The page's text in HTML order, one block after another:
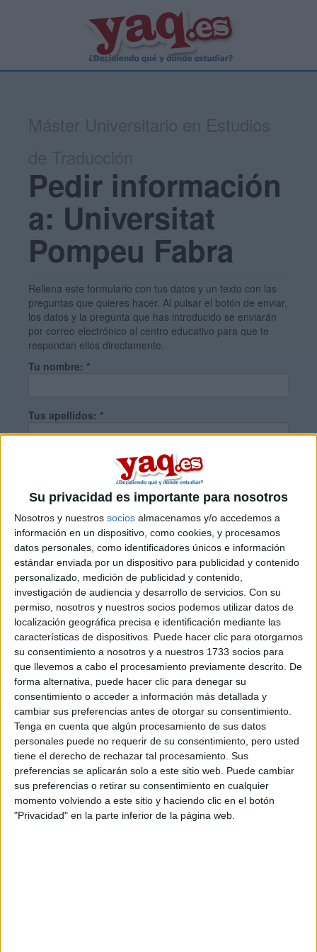
Su privacidad es importante para nosotros
Nosotros y nuestros socios almacenamos y/o accedemos a
información en un dispositivo, como cookies, y procesamos
datos personales, como identificadores únicos e información
estándar enviada por un dispositivo para publicidad y contenido
personalizado, medición de publicidad y contenido,
investigación de audiencia y desarrollo de servicios. Con su
permiso, nosotros y nuestros socios podemos utilizar datos de
localización geográfica precisa e identificación mediante las
características de dispositivos. Puede hacer clic para otorgarnos
su consentimiento a nosotros y a nuestros 1733 socios para
que llevemos a cabo el procesamiento previamente descrito. De
forma alternativa, puede hacer clic para denegar su
consentimiento o acceder a información más detallada y
cambiar sus preferencias antes de otorgar su consentimiento.
Tenga en cuenta que algún procesamiento de sus datos
personales puede no requerir de su consentimiento, pero usted
tiene el derecho de rechazar tal procesamiento. Sus
preferencias se aplicarán solo a este sitio web. Puede cambiar
sus preferencias o retirar su consentimiento en cualquier
momento volviendo a este sitio y haciendo clic en el botón
"Privacidad" en la parte inferior de la página web.
Pedir información
a: Universitat
Pompeu Fabra
Rellena este formulario con tus datos y un texto con las
preguntas que quieres hacer. Al pulsar el botón de enviar,
los datos y la pregunta que has introducido se enviarán
por correo electrónico al centro educativo para que te
respondan ellos directamente.
Tu nombre: *
Tus apellidos: *
¿Qué quieres preguntar?*
Escribe aquí las dudas o preguntas que te gustaría que te
respondieran: plazos de preinscripción, precios, plazas
disponibles…:
Acepto lostérminos y condicionesy lapolítica de
privacidad :*
Información básica sobre protección de datos
Responsable:Compás Mediterráneo SL (Editora de la